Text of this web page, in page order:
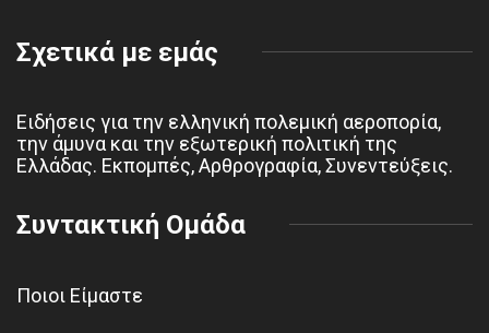
Σχετικά με εμάς
Ειδήσεις για την ελληνική πολεμική αεροπορία,
την άμυνα και την εξωτερική πολιτική της
Ελλάδας. Εκπομπές, Αρθρογραφία, Συνεντεύξεις.
Συντακτική Ομάδα
Ποιοι Είμαστε